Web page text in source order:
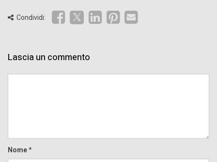
Condividi:
Lascia un commento
Nome*